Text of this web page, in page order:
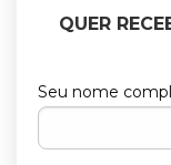
QUER
Seu nome